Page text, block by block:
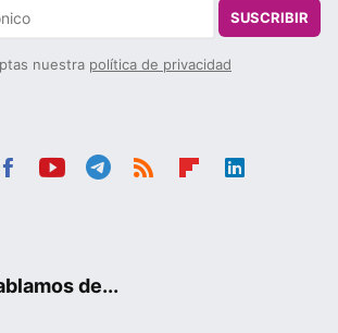
SUSCRIBIR
nuestra política de privacidad
de...